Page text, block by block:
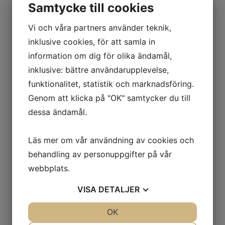
​​​​​​​Drömmar
Är drömmar något som
skämtas om över kaffet med
kollegorna? Hur viktigt är det
man lära sig minnas drömmen
och kontrollera den?
är din "diskmaskin".
Samtycke till cookies
Vi och våra partners använder teknik,
inklusive cookies, för att samla in
information om dig för olika ändamål,
inklusive: bättre användarupplevelse,
funktionalitet, statistik och marknadsföring.
Genom att klicka på "OK" samtycker du till
dessa ändamål.
Läs mer om vår användning av cookies och
behandling av personuppgifter på vår
webbplats.
VISA DETALJER
OK